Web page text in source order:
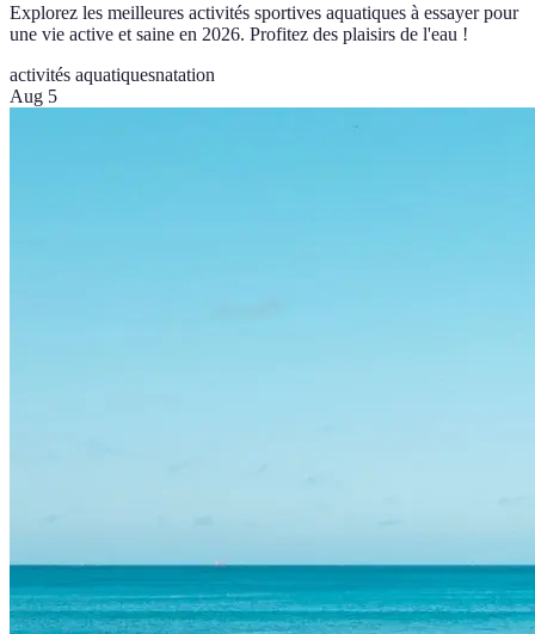
Explorez les meilleures activités sportives aquatiques à essayer pour
une vie active et saine en 2026. Profitez des plaisirs de l'eau !
activités aquatiquesnatation
Aug 5